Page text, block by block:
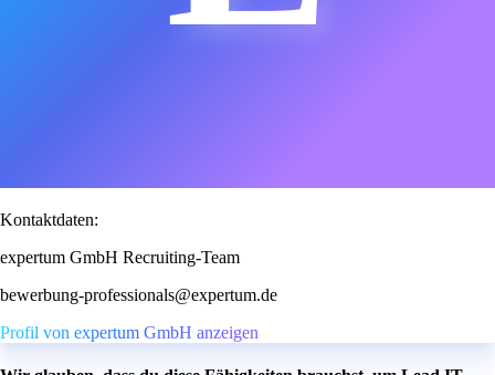
Kontaktdaten:
expertum GmbH Recruiting-Team
bewerbung-professionals@expertum.de
Profil von expertum GmbH anzeigen